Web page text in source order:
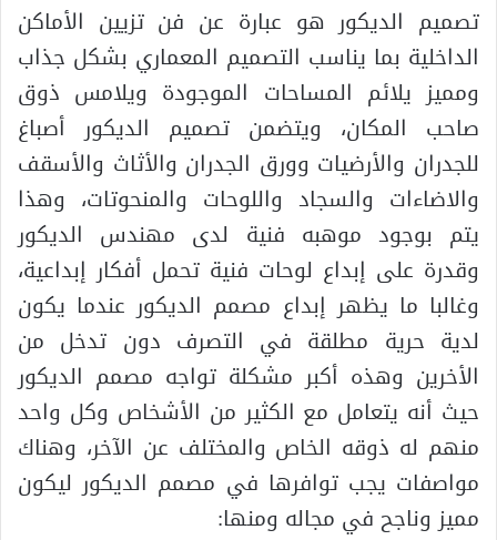
تصميم الديكور هو عبارة عن فن تزيين الأماكن
الداخلية بما يناسب التصميم المعماري بشكل جذاب
ومميز يلائم المساحات الموجودة ويلامس ذوق
صاحب المكان، ويتضمن تصميم الديكور أصباغ
للجدران والأرضيات وورق الجدران والأثاث والأسقف
والاضاءات والسجاد واللوحات والمنحوتات، وهذا
يتم بوجود موهبه فنية لدى مهندس الديكور
وقدرة على إبداع لوحات فنية تحمل أفكار إبداعية،
وغالبا ما يظهر إبداع مصمم الديكور عندما يكون
لدية حرية مطلقة في التصرف دون تدخل من
الأخرين وهذه أكبر مشكلة تواجه مصمم الديكور
حيث أنه يتعامل مع الكثير من الأشخاص وكل واحد
منهم له ذوقه الخاص والمختلف عن الآخر، وهناك
مواصفات يجب توافرها في مصمم الديكور ليكون
مميز وناجح في مجاله ومنها: